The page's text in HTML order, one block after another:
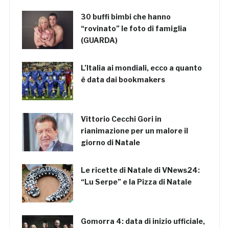
30 buffi bimbi che hanno
“rovinato” le foto di famiglia
(GUARDA)
L’Italia ai mondiali, ecco a quanto
è data dai bookmakers
Vittorio Cecchi Gori in
rianimazione per un malore il
giorno di Natale
Le ricette di Natale di VNews24:
“Lu Serpe” e la Pizza di Natale
Gomorra 4: data di inizio ufficiale,